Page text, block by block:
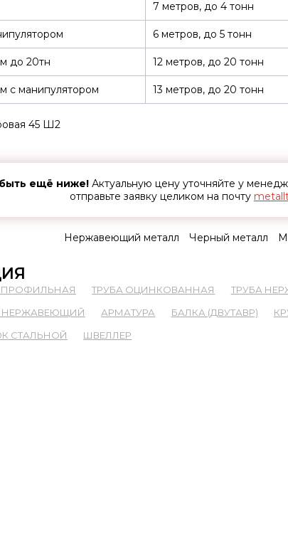
7 метров, до 4 тонн
6 метров, до 5 тонн
до 20тн 12 метров, до 20 тонн
с манипулятором 13 метров, до 20 тонн
45 Ш2
ещё ниже!Актуальную цену уточняйте у
отправьте заявку целиком на почту
Нержавеющий металл Черный металл
ПРОФИЛЬНАЯ ТРУБА ОЦИНКОВАННАЯ ТРУБА
НЕРЖАВЕЮЩИЙ АРМАТУРА БАЛКА (ДВУТАВР)
СТАЛЬНОЙ ШВЕЛЛЕР